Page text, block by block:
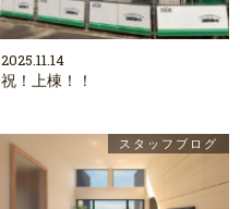
2025.11.14
祝！上棟！！
スタッフブログ